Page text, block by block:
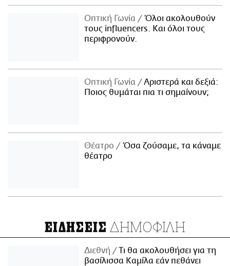
Οπτική Γωνία
Όλοι ακολουθούν
τους influencers. Και όλοι τους
περιφρονούν.
Οπτική Γωνία
Αριστερά και δεξιά:
Ποιος θυμάται πια τι σημαίνουν;
Θέατρο
Όσα ζούσαμε, τα κάναμε
θέατρο
ΕΙΔΗΣΕΙΣ ΔΗΜΟΦΙΛΗ
Διεθνή
Τι θα ακολουθήσει για τη
βασίλισσα Καμίλα εάν πεθάνει